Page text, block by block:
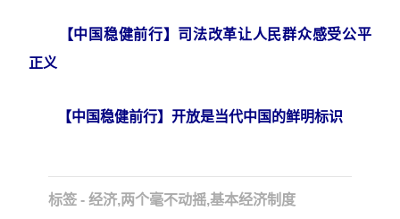
【中国稳健前行】司法改革让人民群众感受公平
正义
【中国稳健前行】开放是当代中国的鲜明标识
标签 - 经济,两个毫不动摇,基本经济制度